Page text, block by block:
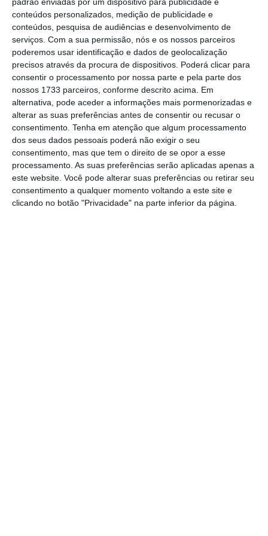
conteúdos personalizados, medição de publicidade e
conteúdos, pesquisa de audiências e desenvolvimento de
serviços. Com a sua permissão, nós e os nossos parceiros
poderemos usar identificação e dados de geolocalização
precisos através da procura de dispositivos. Poderá clicar para
consentir o processamento por nossa parte e pela parte dos
nossos 1733 parceiros, conforme descrito acima. Em
alternativa, pode aceder a informações mais pormenorizadas e
alterar as suas preferências antes de consentir ou recusar o
consentimento. Tenha em atenção que algum processamento
dos seus dados pessoais poderá não exigir o seu
consentimento, mas que tem o direito de se opor a esse
processamento. As suas preferências serão aplicadas apenas a
este website. Você pode alterar suas preferências ou retirar seu
consentimento a qualquer momento voltando a este site e
clicando no botão "Privacidade" na parte inferior da página.
“havendo interesse de novas entidades em
distribuir os produtos de aforro, a agência
informará oportunamente sobre o
alargamento dos canais de subscrição”.
Em todo o caso, o IGCP lembra que os
aforradores que querem aplicar poupanças
em produtos de dívida pública portuguesa
através do sistema bancário podem
subscrever ou adquirir diversas séries de
Obrigações do Tesouro e de Bilhetes do
Tesouro emitidas pela República Portuguesa
junto dos bancos.